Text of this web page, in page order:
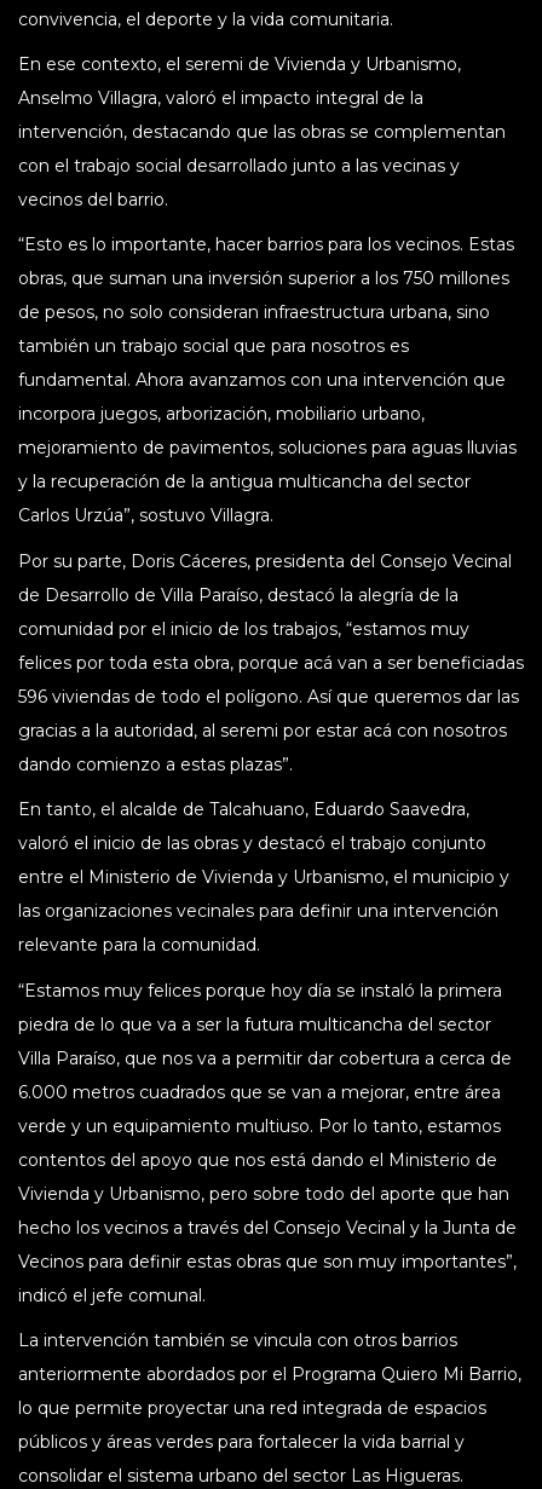
convivencia, el deporte y la vida comunitaria.
En ese contexto, el seremi de Vivienda y Urbanismo,
Anselmo Villagra, valoró el impacto integral de la
intervención, destacando que las obras se complementan
con el trabajo social desarrollado junto a las vecinas y
vecinos del barrio.
“Esto es lo importante, hacer barrios para los vecinos. Estas
obras, que suman una inversión superior a los 750 millones
de pesos, no solo consideran infraestructura urbana, sino
también un trabajo social que para nosotros es
fundamental. Ahora avanzamos con una intervención que
incorpora juegos, arborización, mobiliario urbano,
mejoramiento de pavimentos, soluciones para aguas lluvias
y la recuperación de la antigua multicancha del sector
Carlos Urzúa”, sostuvo Villagra.
Por su parte, Doris Cáceres, presidenta del Consejo Vecinal
de Desarrollo de Villa Paraíso, destacó la alegría de la
comunidad por el inicio de los trabajos, “estamos muy
felices por toda esta obra, porque acá van a ser beneficiadas
596 viviendas de todo el polígono. Así que queremos dar las
gracias a la autoridad, al seremi por estar acá con nosotros
dando comienzo a estas plazas”.
En tanto, el alcalde de Talcahuano, Eduardo Saavedra,
valoró el inicio de las obras y destacó el trabajo conjunto
entre el Ministerio de Vivienda y Urbanismo, el municipio y
las organizaciones vecinales para definir una intervención
relevante para la comunidad.
“Estamos muy felices porque hoy día se instaló la primera
piedra de lo que va a ser la futura multicancha del sector
Villa Paraíso, que nos va a permitir dar cobertura a cerca de
6.000 metros cuadrados que se van a mejorar, entre área
verde y un equipamiento multiuso. Por lo tanto, estamos
contentos del apoyo que nos está dando el Ministerio de
Vivienda y Urbanismo, pero sobre todo del aporte que han
hecho los vecinos a través del Consejo Vecinal y la Junta de
Vecinos para definir estas obras que son muy importantes”,
indicó el jefe comunal.
La intervención también se vincula con otros barrios
anteriormente abordados por el Programa Quiero Mi Barrio,
lo que permite proyectar una red integrada de espacios
públicos y áreas verdes para fortalecer la vida barrial y
consolidar el sistema urbano del sector Las Higueras.